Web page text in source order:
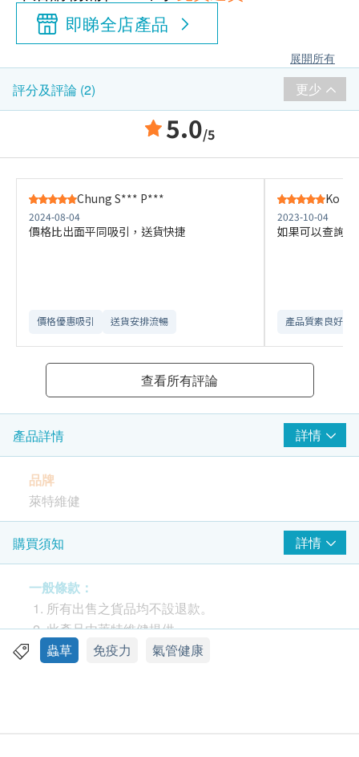
即睇全店產品
展開所有
評分及評論 (2) 更少
5.0/5
Chung S*** P***
2024-08-04
價格比出面平同吸引，送貨快捷
價格優惠吸引 送貨安排流暢
Ko
2023-10-04
如果可以查詢
產品質素良好
查看所有評論
產品詳情 詳情
品牌
萊特維健
產地
香港
包裝
每盒 80 粒，每粒 0.49 克
保健功效
購買須知 詳情
一般條款：
所有出售之貨品均不設退款。
此產品由萊特維健提供。
如有任何爭議，萊特維健及健康網購
蟲草 免疫力 氣管健康